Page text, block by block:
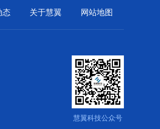
态 关于慧翼 网站地图
慧翼科技公众号